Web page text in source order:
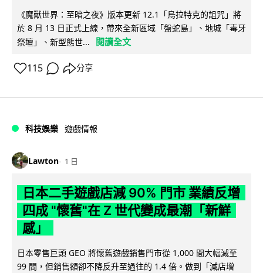
《魔獸世界：至暗之夜》版本更新 12.1「烏拉特克的詛咒」將
於 8 月 13 日正式上線，帶來全新區域「盤蛇島」、地城「毒牙
祭壇」、新型態世...
閱讀全文
115 分享
科技娛樂 遊戲情報
Lawton 1 日
日本二手遊戲店減 90% 門市 業績反增
四成 "懷舊"在 Z 世代變成最潮「新鮮
感」
日本零售巨頭 GEO 將懷舊遊戲銷售門市從 1,000 間大幅減至
99 間，但銷售額卻不降反升至過往的 1.4 倍。做到「減店增